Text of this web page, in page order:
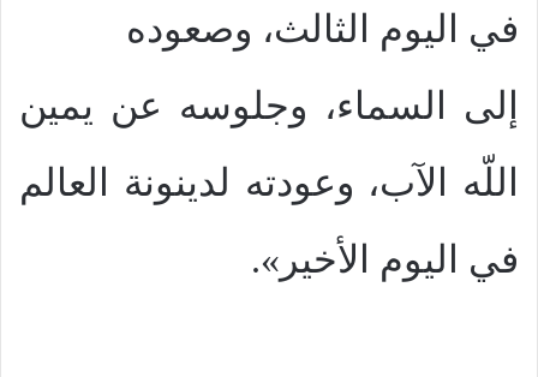
في اليوم الثالث، وصعوده
إلى السماء، وجلوسه عن يمين
اللّه الآب، وعودته لدينونة العالم
في اليوم الأخير».